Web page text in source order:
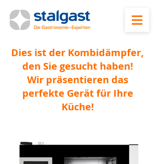
Dies ist der Kombidämpfer,
den Sie gesucht haben!
Wir präsentieren das
perfekte Gerät für Ihre
Küche!